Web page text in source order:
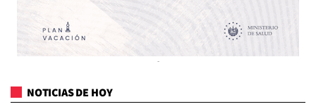
NOTICIAS DE HOY